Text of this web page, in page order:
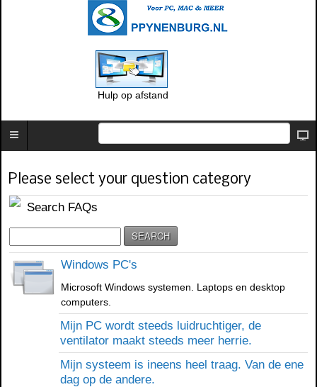
Hulp op afstand
Please select your question category
Search FAQs
Windows PC's
Microsoft Windows systemen. Laptops en desktop
computers.
Mijn PC wordt steeds luidruchtiger, de
ventilator maakt steeds meer herrie.
Mijn systeem is ineens heel traag. Van de ene
dag op de andere.